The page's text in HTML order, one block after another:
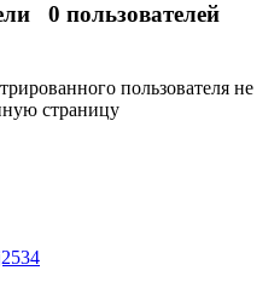
0 пользователей
пользователя не
страницу